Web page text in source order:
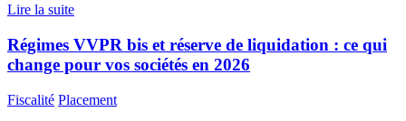
Lire la suite
Régimes VVPR bis et réserve de liquidation : ce qui
change pour vos sociétés en 2026
Fiscalité Placement